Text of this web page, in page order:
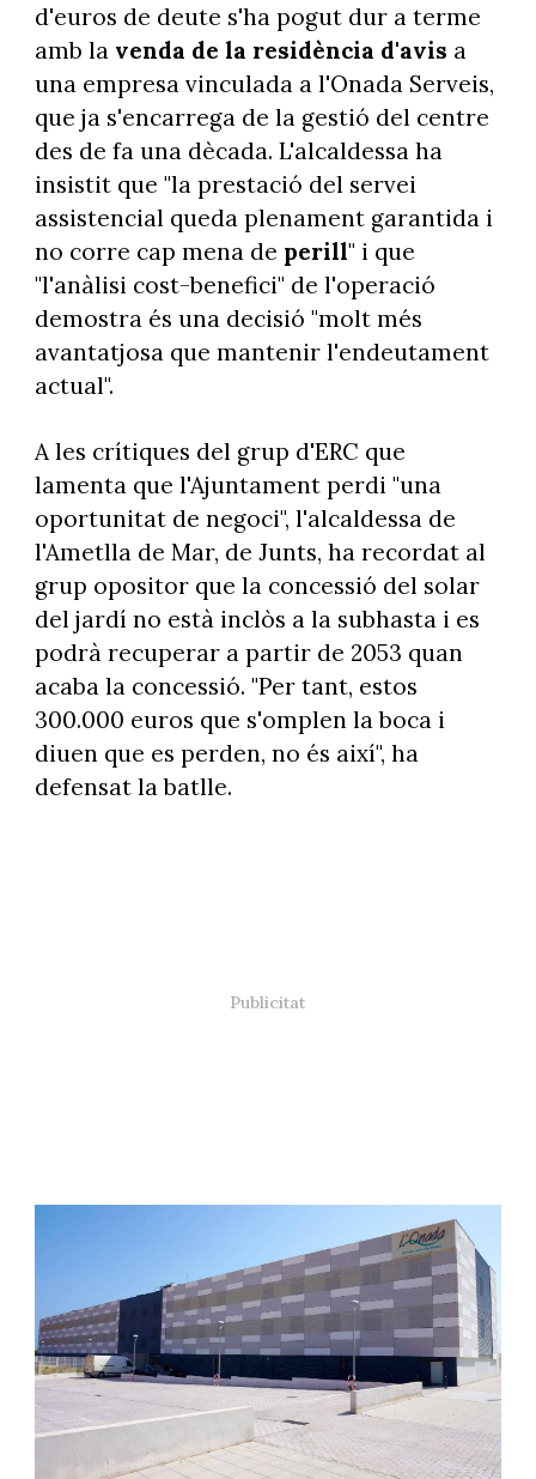
d'euros de deute s'ha pogut dur a terme
amb la venda de la residència d'avis a
una empresa vinculada a l'Onada Serveis,
que ja s'encarrega de la gestió del centre
des de fa una dècada. L'alcaldessa ha
insistit que "la prestació del servei
assistencial queda plenament garantida i
no corre cap mena de perill" i que
"l'anàlisi cost-benefici" de l'operació
demostra és una decisió "molt més
avantatjosa que mantenir l'endeutament
actual".
A les crítiques del grup d'ERC que
lamenta que l'Ajuntament perdi "una
oportunitat de negoci", l'alcaldessa de
l'Ametlla de Mar, de Junts, ha recordat al
grup opositor que la concessió del solar
del jardí no està inclòs a la subhasta i es
podrà recuperar a partir de 2053 quan
acaba la concessió. "Per tant, estos
300.000 euros que s'omplen la boca i
diuen que es perden, no és així", ha
defensat la batlle.